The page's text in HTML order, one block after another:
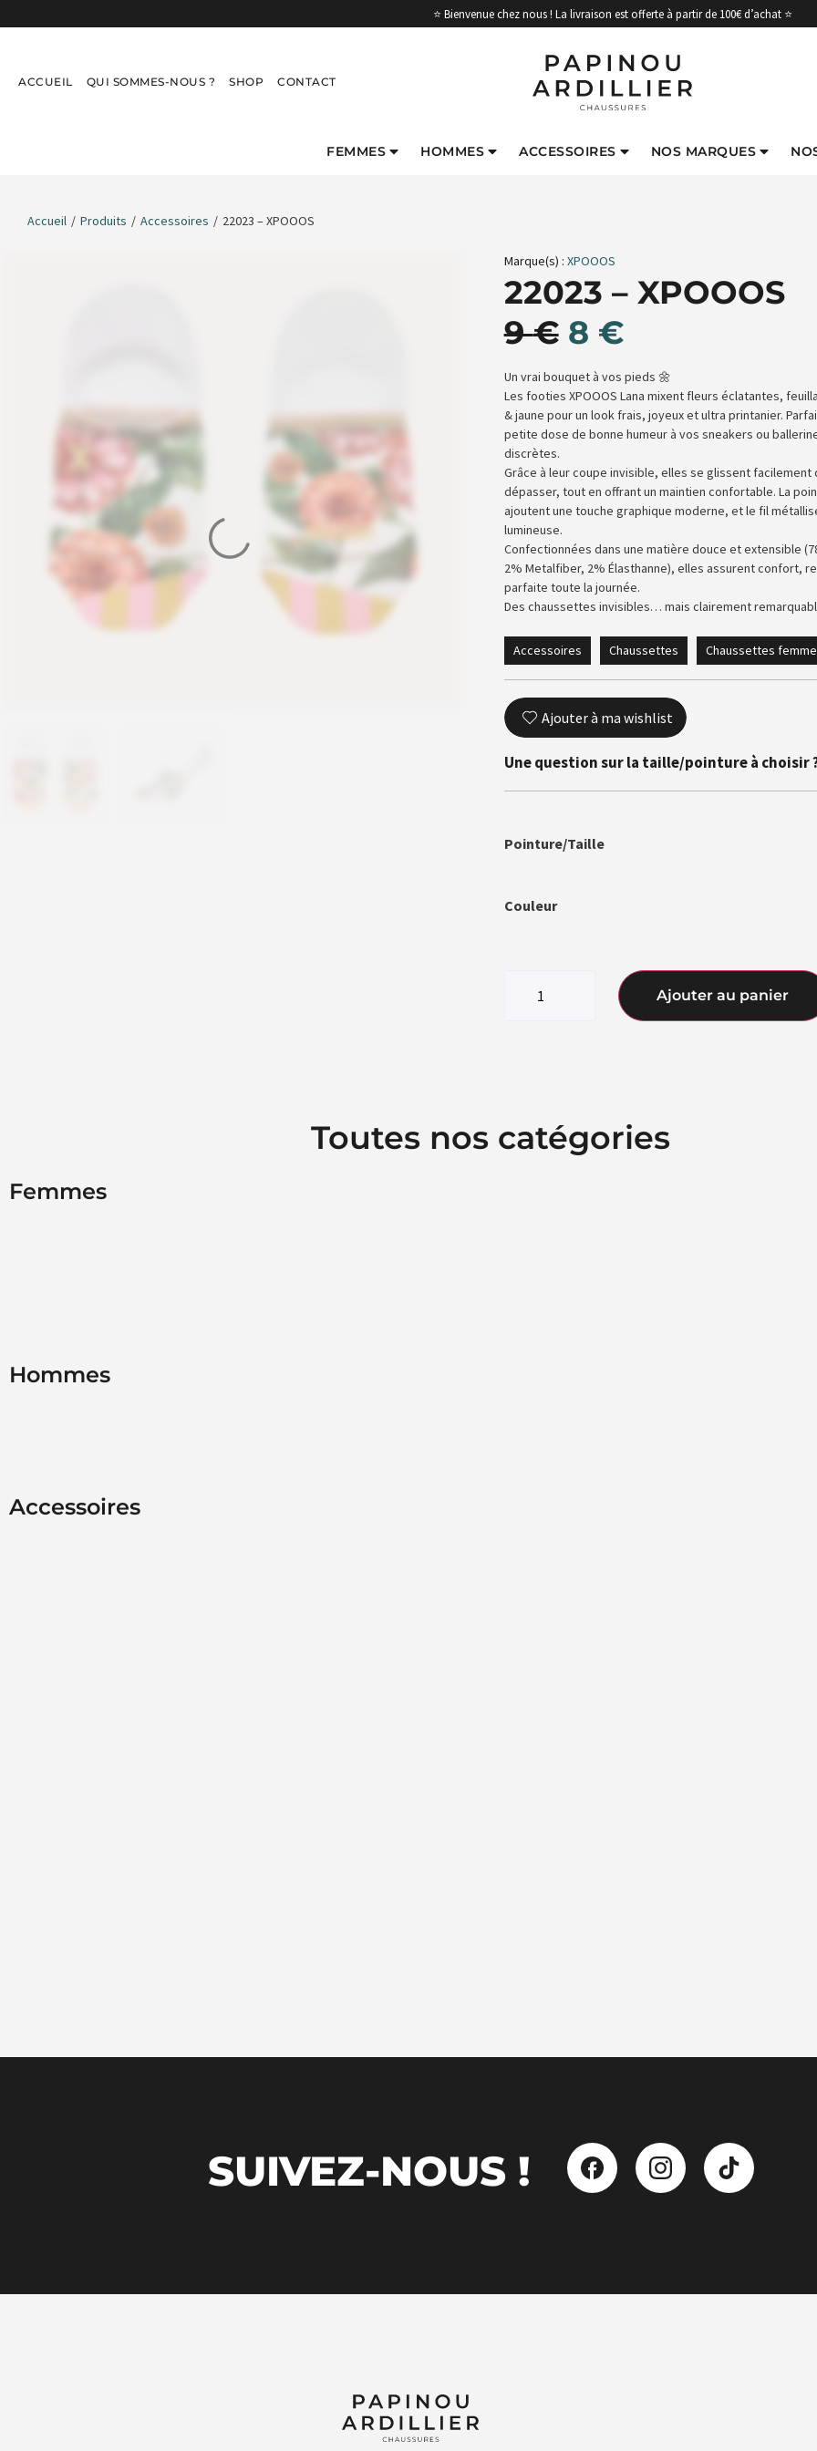
⭐ Bienvenue chez nous ! La livraison est offerte à partir de 100€ d’achat ⭐
ACCUEIL QUI SOMMES-NOUS ? SHOP CONTACT
FEMMES HOMMES ACCESSOIRES NOS MARQUES
Accueil / Produits / Accessoires / 22023 – XPOOOS
Marque(s) : XPOOOS
22023 – XPOOOS
9€ 8 €
Un vrai bouquet à vos pieds 🌼
Les footies XPOOOS Lana mixent fleurs éclatantes,
& jaune pour un look frais, joyeux et ultra printanier.
petite dose de bonne humeur à vos sneakers ou
discrètes.
Grâce à leur coupe invisible, elles se glissent facilement
dépasser, tout en offrant un maintien confortable. La
ajoutent une touche graphique moderne, et le fil
lumineuse.
Confectionnées dans une matière douce et extensible
2% Metalfiber, 2% Élasthanne), elles assurent confort,
parfaite toute la journée.
Des chaussettes invisibles… mais clairement
Accessoires Chaussettes Chaussettes femme
Ajouter à ma wishlist
Une question sur la taille/pointure à choisir
Pointure/Taille
Couleur
Ajouter au panier
Toutes nos catégories
Femmes
Hommes
Accessoires
SUIVEZ-NOUS !